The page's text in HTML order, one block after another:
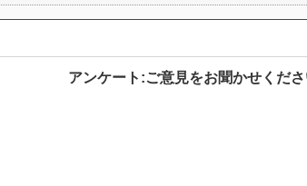
アンケート:ご意見をお聞かせくだ